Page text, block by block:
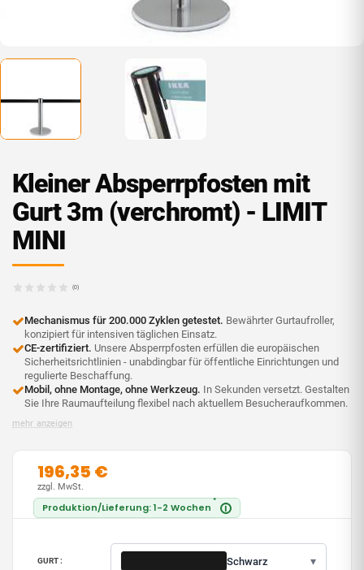
Kleiner Absperrpfosten mit
Gurt 3m (verchromt) - LIMIT
MINI
(0)
Mechanismus für 200.000 Zyklen getestet. Bewährter Gurtaufroller,
konzipiert für intensiven täglichen Einsatz.
CE-zertifiziert. Unsere Absperrpfosten erfüllen die europäischen
Sicherheitsrichtlinien - unabdingbar für öffentliche Einrichtungen und
regulierte Beschaffung.
Mobil, ohne Montage, ohne Werkzeug. In Sekunden versetzt. Gestalten
Sie Ihre Raumaufteilung flexibel nach aktuellem Besucheraufkommen.
mehr anzeigen
196,35 €
Produktion/Lieferung: 1-2 Wochen *
i
zzgl. MwSt.
GURT : Schwarz ▾